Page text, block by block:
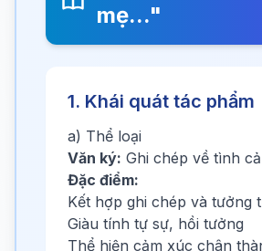
mẹ..."
1. Khái quát tác phẩm
a) Thể loại
Văn ký: Ghi chép về tình
Đặc điểm:
Kết hợp ghi chép và tưởng
Giàu tính tự sự, hồi tưởng
Thể hiện cảm xúc chân